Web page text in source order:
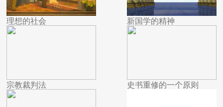
理想的社会
宗教裁判法
新国学的精神
史书重修的一个原则